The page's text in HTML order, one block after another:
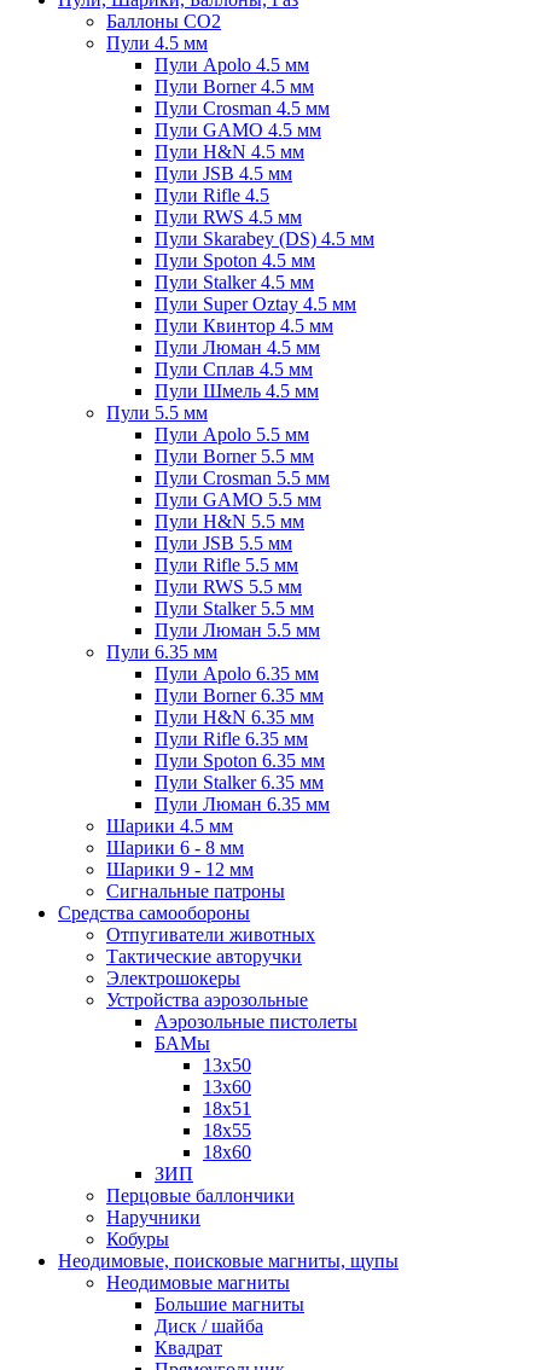
Баллоны CO2
Пули 4.5 мм
Пули Apolo 4.5 мм
Пули Borner 4.5 мм
Пули Crosman 4.5 мм
Пули GAMO 4.5 мм
Пули H&N 4.5 мм
Пули JSB 4.5 мм
Пули Rifle 4.5
Пули RWS 4.5 мм
Пули Skarabey (DS) 4.5 мм
Пули Spoton 4.5 мм
Пули Stalker 4.5 мм
Пули Super Oztay 4.5 мм
Пули Квинтор 4.5 мм
Пули Люман 4.5 мм
Пули Сплав 4.5 мм
Пули Шмель 4.5 мм
Пули 5.5 мм
Пули Apolo 5.5 мм
Пули Borner 5.5 мм
Пули Crosman 5.5 мм
Пули GAMO 5.5 мм
Пули H&N 5.5 мм
Пули JSB 5.5 мм
Пули Rifle 5.5 мм
Пули RWS 5.5 мм
Пули Stalker 5.5 мм
Пули Люман 5.5 мм
Пули 6.35 мм
Пули Apolo 6.35 мм
Пули Borner 6.35 мм
Пули H&N 6.35 мм
Пули Rifle 6.35 мм
Пули Spoton 6.35 мм
Пули Stalker 6.35 мм
Пули Люман 6.35 мм
Шарики 4.5 мм
Шарики 6 - 8 мм
Шарики 9 - 12 мм
Сигнальные патроны
Средства самообороны
Отпугиватели животных
Тактические авторучки
Электрошокеры
Устройства аэрозольные
Аэрозольные пистолеты
БАМы
13х50
13х60
18х51
18х55
18х60
ЗИП
Перцовые баллончики
Наручники
Кобуры
Неодимовые, поисковые магниты, щупы
Неодимовые магниты
Большие магниты
Диск / шайба
Квадрат